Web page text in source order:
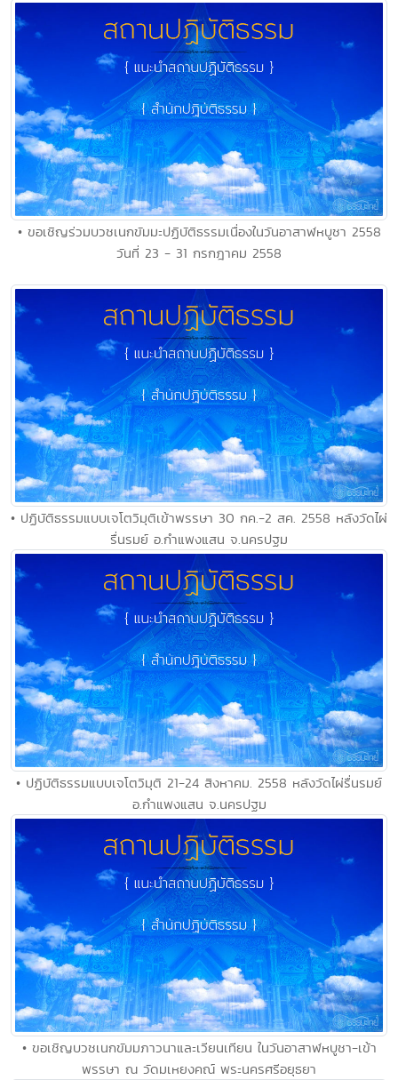
• ขอเชิญร่วมบวชเนกขัมมะปฏิบัติธรรมเนื่องในวันอาสาฬหบูชา 2558
วันที่ 23 - 31 กรกฎาคม 2558
• ปฏิบัติธรรมแบบเจโตวิมุติเข้าพรรษา 30 กค.-2 สค. 2558 หลังวัดไผ่
รื่นรมย์ อ.กำแพงแสน จ.นครปฐม
• ปฏิบัติธรรมแบบเจโตวิมุติ 21-24 สิงหาคม. 2558 หลังวัดไผ่รื่นรมย์
อ.กำแพงแสน จ.นครปฐม
• ขอเชิญบวชเนกขัมมภาวนาและเวียนเทียน ในวันอาสาฬหบูชา-เข้า
พรรษา ณ วัดมเหยงคณ์ พระนครศรีอยุธยา